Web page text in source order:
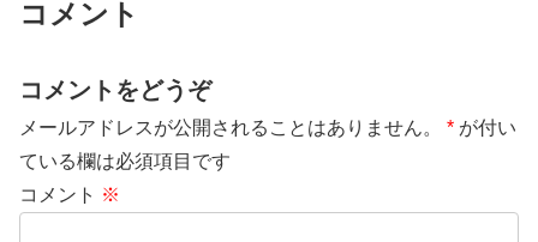
コメント
コメントをどうぞ
メールアドレスが公開されることはありません。 * が付い
ている欄は必須項目です
コメント ※